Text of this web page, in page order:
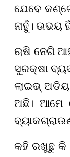
ଯେବେ
ନାହୁଁ। ଉଭୟ
ଋଷି ନେଗି
ସୁରକ୍ଷା
ଲାଇଭ୍‌
ଅଛି। ଆମେ
କହି ରଖୁଛୁ କି